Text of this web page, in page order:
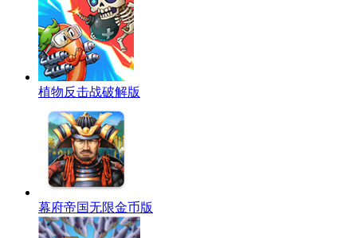
植物反击战破解版
幕府帝国无限金币版